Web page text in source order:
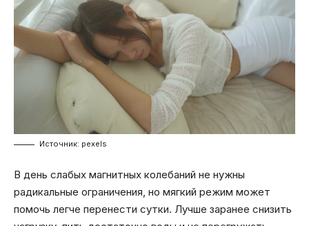
Источник: pexels
В день слабых магнитных колебаний не нужны
радикальные ограничения, но мягкий режим может
помочь легче перенести сутки. Лучше заранее снизить